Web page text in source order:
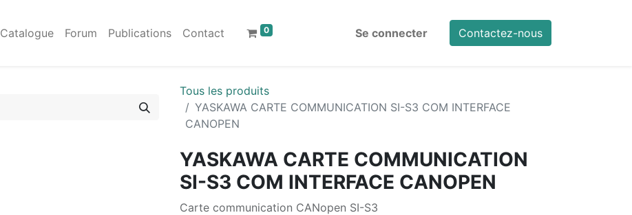
Catalogue Forum Publications Contact 0 Se connecter Contactez-nous
Tous les produits
YASKAWA CARTE COMMUNICATION SI-S3 COM INTERFACE
CANOPEN
YASKAWA CARTE COMMUNICATION
SI-S3 COM INTERFACE CANOPEN
Carte communication CANopen SI-S3